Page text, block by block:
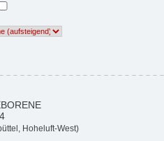
Hoheluft-West)